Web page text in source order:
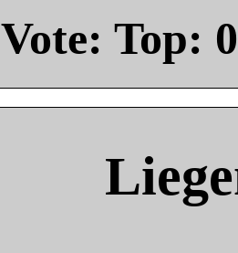
Vote: Top: 0